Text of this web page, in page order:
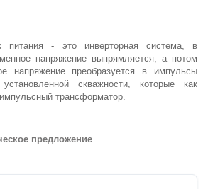
питания - это инверторная система, в
напряжение выпрямляется, а потом
напряжение преобразуется в импульсы
скважности, которые как
трансформатор.
предложение